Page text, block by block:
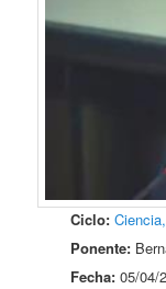
Ciclo:
Ponente:
Fecha: 05/04/